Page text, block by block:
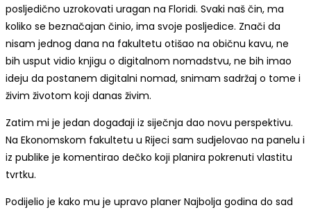
posljedično uzrokovati uragan na Floridi. Svaki naš čin, ma
koliko se beznačajan činio, ima svoje posljedice. Znači da
nisam jednog dana na fakultetu otišao na običnu kavu, ne
bih usput vidio knjigu o digitalnom nomadstvu, ne bih imao
ideju da postanem digitalni nomad, snimam sadržaj o tome i
živim životom koji danas živim.
Zatim mi je jedan događaji iz siječnja dao novu perspektivu.
Na Ekonomskom fakultetu u Rijeci sam sudjelovao na panelu i
iz publike je komentirao dečko koji planira pokrenuti vlastitu
tvrtku.
Podijelio je kako mu je upravo planer Najbolja godina do sad